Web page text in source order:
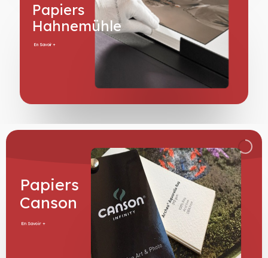
En Savoir +
Hahnemühle
Papiers
En Savoir +
Canson
Papiers